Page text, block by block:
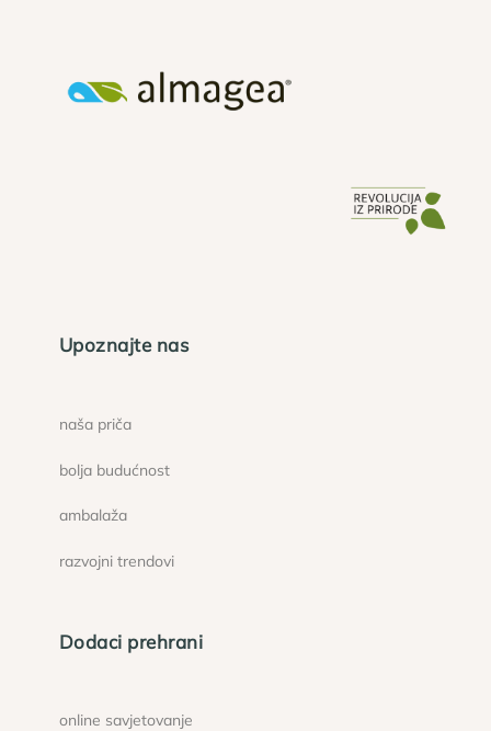
Upoznajte nas
naša priča
bolja budućnost
ambalaža
razvojni trendovi
Dodaci prehrani
online savjetovanje